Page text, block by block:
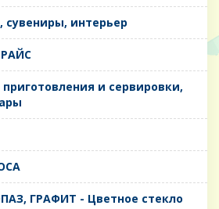
сувениры, интерьер
и сервировки,
ГРАФИТ - Цветное стекло